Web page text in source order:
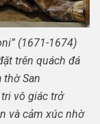
(1671-1674)
trên quách đá
San
vô giác trở
và cảm xúc nhờ